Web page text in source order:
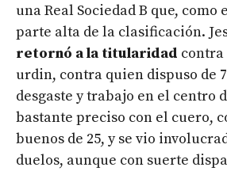
una Real Sociedad B que, como
parte alta de la clasificación.
retornó a la titularidad
urdin, contra quien dispuso de
desgaste y trabajo en el centro
bastante preciso con el cuero,
buenos de 25, y se vio
duelos, aunque con suerte